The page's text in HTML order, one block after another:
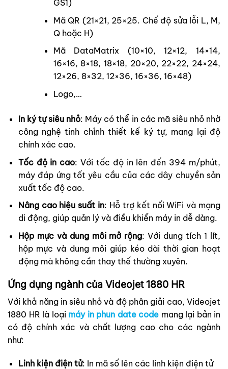
GS1)
Mã QR (21×21, 25×25. Chế độ sửa lỗi L, M,
Q hoặc H)
Mã DataMatrix (10×10, 12×12, 14×14,
16×16, 8×18, 18×18, 20×20, 22×22, 24×24,
12×26, 8×32, 12×36, 16×36, 16×48)
Logo,…
In ký tự siêu nhỏ: Máy có thể in các mã siêu nhỏ nhờ
công nghệ tinh chỉnh thiết kế ký tự, mang lại độ
chính xác cao.
Tốc độ in cao: Với tốc độ in lên đến 394 m/phút,
máy đáp ứng tốt yêu cầu của các dây chuyền sản
xuất tốc độ cao.
Nâng cao hiệu suất in: Hỗ trợ kết nối WiFi và mạng
di động, giúp quản lý và điều khiển máy in dễ dàng.
Hộp mực và dung môi mở rộng: Với dung tích 1 lít,
hộp mực và dung môi giúp kéo dài thời gian hoạt
động mà không cần thay thế thường xuyên.
Ứng dụng ngành của Videojet 1880 HR
Với khả năng in siêu nhỏ và độ phân giải cao, Videojet
1880 HR là loại máy in phun date code mang lại bản in
có độ chính xác và chất lượng cao cho các ngành
như:
Linh kiện điện tử: In mã số lên các linh kiện điện tử